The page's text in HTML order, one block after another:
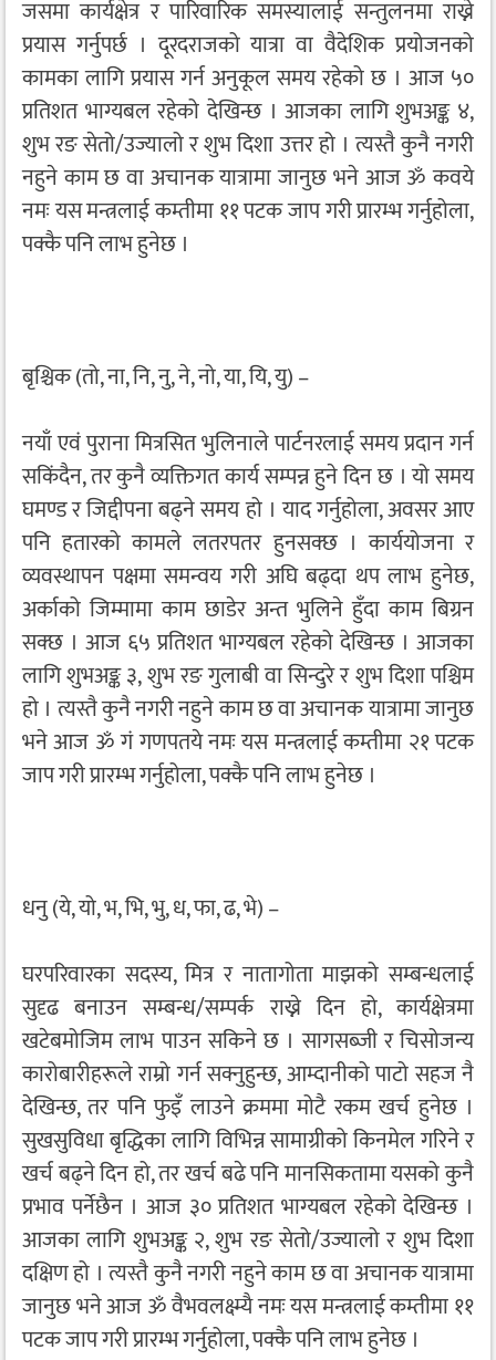
जसमा कार्यक्षेत्र र पारिवारिक समस्यालाई सन्तुलनमा राख्ने
प्रयास गर्नुपर्छ । दूरदराजको यात्रा वा वैदेशिक प्रयोजनको
कामका लागि प्रयास गर्न अनुकूल समय रहेको छ । आज ५०
प्रतिशत भाग्यबल रहेको देखिन्छ । आजका लागि शुभअङ्क ४,
शुभ रङ सेतो/उज्यालो र शुभ दिशा उत्तर हो । त्यस्तै कुनै नगरी
नहुने काम छ वा अचानक यात्रामा जानुछ भने आज ॐ कवये
नमः यस मन्त्रलाई कम्तीमा ११ पटक जाप गरी प्रारम्भ गर्नुहोला,
पक्कै पनि लाभ हुनेछ ।
बृश्चिक (तो, ना, नि, नु, ने, नो, या, यि, यु) –
नयाँ एवं पुराना मित्रसित भुलिनाले पार्टनरलाई समय प्रदान गर्न
सकिंदैन, तर कुनै व्यक्तिगत कार्य सम्पन्न हुने दिन छ । यो समय
घमण्ड र जिद्दीपना बढ्ने समय हो । याद गर्नुहोला, अवसर आए
पनि हतारको कामले लतरपतर हुनसक्छ । कार्ययोजना र
व्यवस्थापन पक्षमा समन्वय गरी अघि बढ्दा थप लाभ हुनेछ,
अर्काको जिम्मामा काम छाडेर अन्त भुलिने हुँदा काम बिग्रन
सक्छ । आज ६५ प्रतिशत भाग्यबल रहेको देखिन्छ । आजका
लागि शुभअङ्क ३, शुभ रङ गुलाबी वा सिन्दुरे र शुभ दिशा पश्चिम
हो । त्यस्तै कुनै नगरी नहुने काम छ वा अचानक यात्रामा जानुछ
भने आज ॐ गं गणपतये नमः यस मन्त्रलाई कम्तीमा २१ पटक
जाप गरी प्रारम्भ गर्नुहोला, पक्कै पनि लाभ हुनेछ ।
धनु (ये, यो, भ, भि, भु, ध, फा, ढ, भे) –
घरपरिवारका सदस्य, मित्र र नातागोता माझको सम्बन्धलाई
सुदृढ बनाउन सम्बन्ध/सम्पर्क राख्ने दिन हो, कार्यक्षेत्रमा
खटेबमोजिम लाभ पाउन सकिने छ । सागसब्जी र चिसोजन्य
कारोबारीहरूले राम्रो गर्न सक्नुहुन्छ, आम्दानीको पाटो सहज नै
देखिन्छ, तर पनि फुइँ लाउने क्रममा मोटै रकम खर्च हुनेछ ।
सुखसुविधा बृद्धिका लागि विभिन्न सामाग्रीको किनमेल गरिने र
खर्च बढ्ने दिन हो, तर खर्च बढे पनि मानसिकतामा यसको कुनै
प्रभाव पर्नेछैन । आज ३० प्रतिशत भाग्यबल रहेको देखिन्छ ।
आजका लागि शुभअङ्क २, शुभ रङ सेतो/उज्यालो र शुभ दिशा
दक्षिण हो । त्यस्तै कुनै नगरी नहुने काम छ वा अचानक यात्रामा
जानुछ भने आज ॐ वैभवलक्ष्म्यै नमः यस मन्त्रलाई कम्तीमा ११
पटक जाप गरी प्रारम्भ गर्नुहोला, पक्कै पनि लाभ हुनेछ ।